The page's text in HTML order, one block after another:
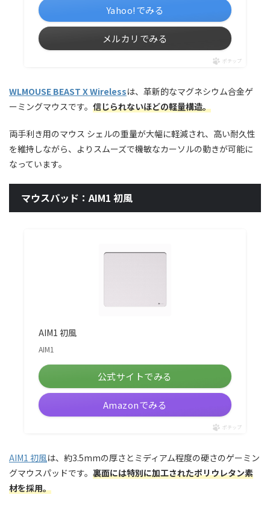
Yahoo!でみる
メルカリでみる
ポチップ
WLMOUSE BEAST X Wirelessは、革新的なマグネシウム合金ゲ
ーミングマウスです。 信じられないほどの軽量構造。
両手利き用のマウス シェルの重量が大幅に軽減され、高い耐久性
を維持しながら、よりスムーズで機敏なカーソルの動きが可能に
なっています。
マウスパッド：AIM1 初風
AIM1 初風
AIM1
公式サイトでみる
Amazonでみる
ポチップ
AIM1 初風は、約3.5mmの厚さとミディアム程度の硬さのゲーミン
グマウスパッドです。 裏面には特別に加工されたポリウレタン素
材を採用。